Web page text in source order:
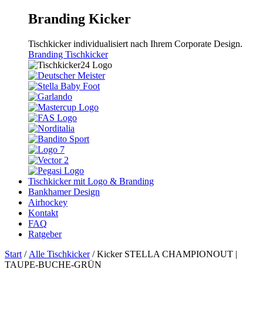
Branding Kicker
Tischkicker individualisiert nach Ihrem Corporate Design.
Branding Tischkicker
Tischkicker mit Logo & Branding
Bankhamer Design
Airhockey
Kontakt
FAQ
Ratgeber
Start / Alle Tischkicker/ Kicker STELLA CHAMPIONOUT |
TAUPE-BUCHE-GRÜN